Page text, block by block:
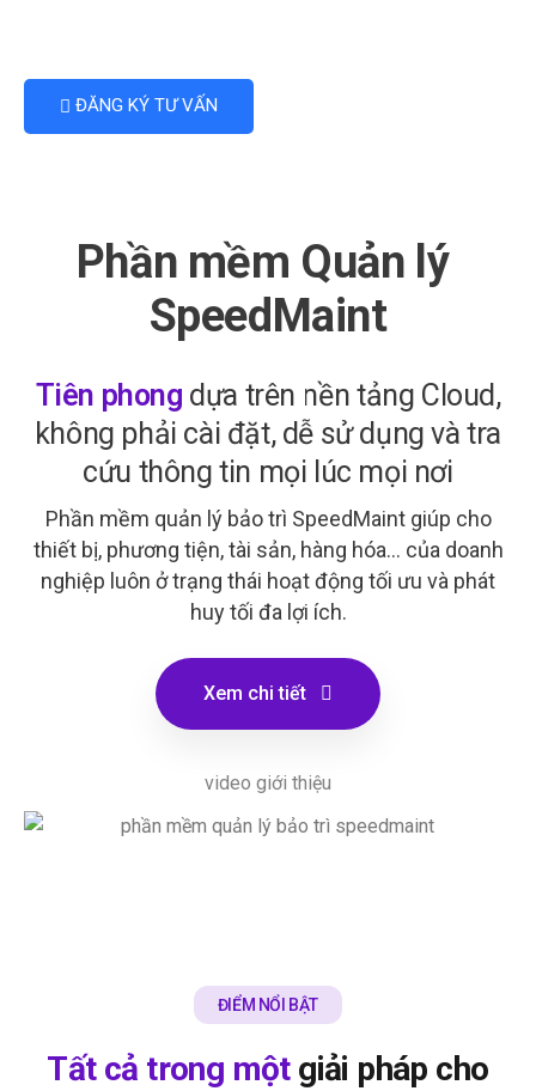
ĐĂNG KÝ TƯ VẤN
Phần mềm Quản lý
SpeedMaint
Tiên phong dựa trên nền tảng Cloud,
không phải cài đặt, dễ sử dụng và tra
cứu thông tin mọi lúc mọi nơi
Phần mềm quản lý bảo trì SpeedMaint giúp cho
thiết bị, phương tiện, tài sản, hàng hóa... của doanh
nghiệp luôn ở trạng thái hoạt động tối ưu và phát
huy tối đa lợi ích.
Xem chi tiết
video giới thiệu
ĐIỂM NỔI BẬT
Tất cả trong mộtgiải pháp cho